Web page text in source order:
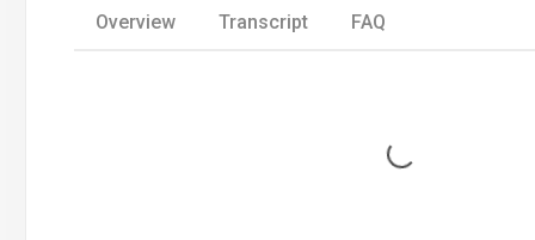
Overview Transcript FAQ
Loading...